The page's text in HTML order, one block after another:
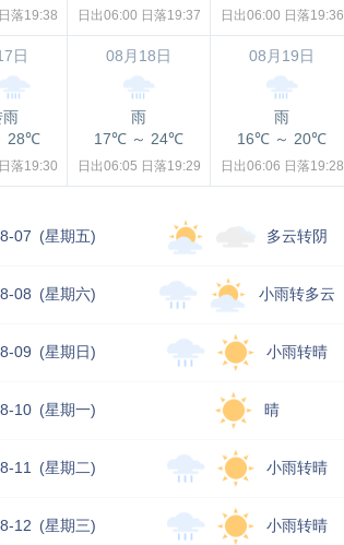
日落19:38 日出06:00 日落19:37 日出06:00 日落19:36
日
雨
28℃
日落19:30
08月18日
雨
17℃ ～ 24℃
日出06:05 日落19:29
08月19日
雨
16℃ ～ 20℃
日出06:06 日落19:28
07 (星期五) 多云转阴
08 (星期六) 小雨转多云
09 (星期日) 小雨转晴
10 (星期一) 晴
11 (星期二) 小雨转晴
12 (星期三) 小雨转晴